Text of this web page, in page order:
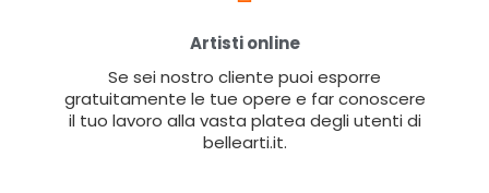
Artisti online
Se sei nostro cliente puoi esporre
gratuitamente le tue opere e far conoscere
il tuo lavoro alla vasta platea degli utenti di
bellearti.it.